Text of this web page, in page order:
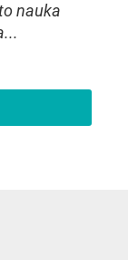
nauka